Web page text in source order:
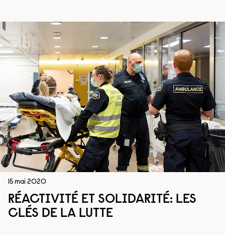
15 mai 2020
RÉACTIVITÉ ET SOLIDARITÉ: LES
CLÉS DE LA LUTTE